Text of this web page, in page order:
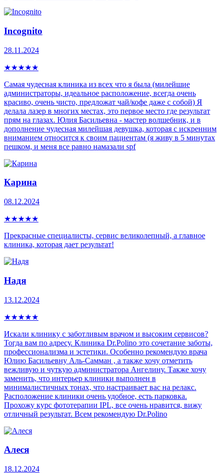
Incognito
28.11.2024
★★★★★
Самая чудесная клиника из всех что я была (милейшие
администраторы, идеальное расположение, всегда очень
красиво, очень чисто, предложат чай/кофе даже с собой) Я
делала лазер в многих местах, это первое место где результат
прям на глазах. Юлия Басильевна - мастер волшебник, и в
дополнение чудесная милейшая девушка, которая с искренним
вниманием относится к своим пациентам (я живу в 5 минутах
пешком, и меня все равно намазали spf
Карина
08.12.2024
★★★★★
Прекрасные специалисты, сервис великолепный, а главное
клиника, которая дает результат!
Надя
13.12.2024
★★★★★
Искали клинику с заботливым врачом и высоким сервисов?
Тогда вам по адресу. Клиника Dr.Polino это сочетание заботы,
профессионализма и эстетики. Особенно рекомендую врача
Юлию Басильевну Аль-Самман , а также хочу отметить
вежливую и чуткую администратора Ангелину. Также хочу
заменить, что интерьер клиники выполнен в
минималистичных тонах, что настраивает вас на релакс.
Расположение клиники очень удобное, есть парковка.
Прохожу курс фототерапии IPL, все очень нравится, вижу
отличный результат. Всем рекомендую Dr.Polino
Алеся
18.12.2024